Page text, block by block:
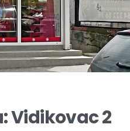
17
Vidikovac 2